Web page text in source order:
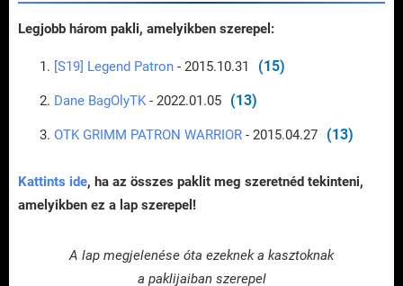
Legjobb három pakli, amelyikben szerepel:
[S19] Legend Patron - 2015.10.31 (15)
Dane BagOlyTK - 2022.01.05 (13)
OTK GRIMM PATRON WARRIOR - 2015.04.27 (13)
Kattints ide, ha az összes paklit meg szeretnéd tekinteni,
amelyikben ez a lap szerepel!
A lap megjelenése óta ezeknek a kasztoknak
a paklijaiban szerepel